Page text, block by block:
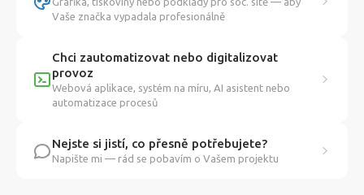
Vaše značka vypadala profesionálně
Chci zautomatizovat nebo digitalizovat
provoz
Webová aplikace, systém na míru, AI asistent nebo
automatizace procesů
Nejste si jistí, co přesně potřebujete?
Napište mi — rád se pobavím o Vašem projektu